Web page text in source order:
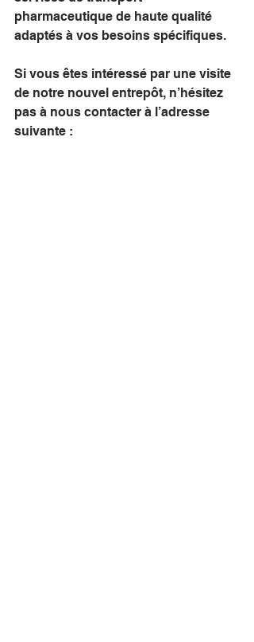
pharmaceutique de haute qualité
adaptés à vos besoins spécifiques.
Si vous êtes intéressé par une visite
de notre nouvel entrepôt, n’hésitez
pas à nous contacter à l’adresse
suivante :